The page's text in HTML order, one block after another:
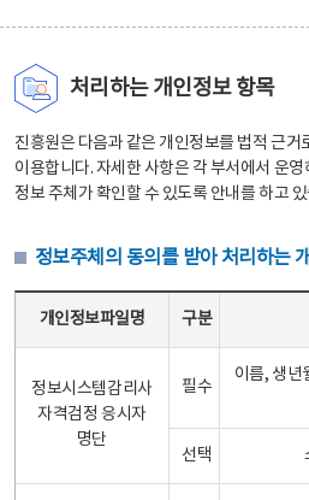
처리하는 개인정보 항목
진흥원은 다음과 같은 개인정보를 법적 근거
이용합니다. 자세한 사항은 각 부서에서 운
정보 주체가 확인할 수 있도록 안내를 하고
정보주체의 동의를 받아 처리하는
개인정보파일명 구분
정보시스템감리사
자격검정 응시자
명단
필수
이름, 생년
선택